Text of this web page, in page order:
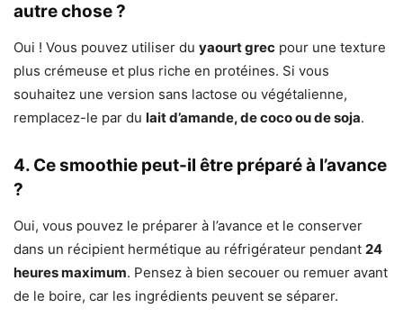
autre chose ?
Oui ! Vous pouvez utiliser du yaourt grec pour une texture
plus crémeuse et plus riche en protéines. Si vous
souhaitez une version sans lactose ou végétalienne,
remplacez-le par du lait d’amande, de coco ou de soja.
4. Ce smoothie peut-il être préparé à l’avance
?
Oui, vous pouvez le préparer à l’avance et le conserver
dans un récipient hermétique au réfrigérateur pendant 24
heures maximum. Pensez à bien secouer ou remuer avant
de le boire, car les ingrédients peuvent se séparer.